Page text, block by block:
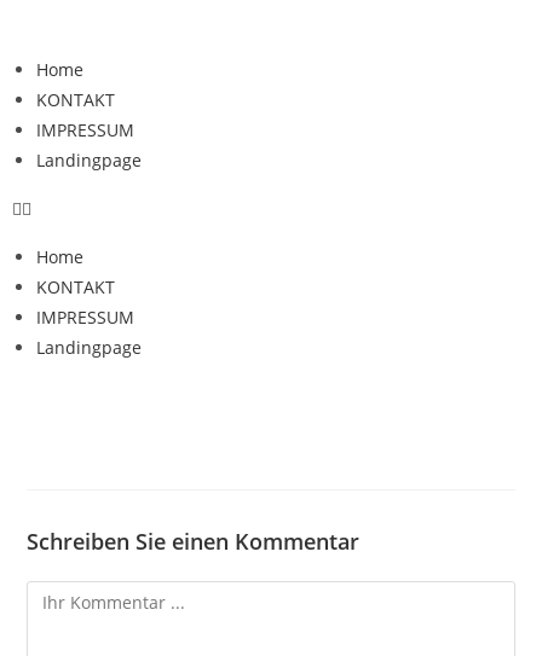
Home
KONTAKT
IMPRESSUM
Landingpage
Home
KONTAKT
IMPRESSUM
Landingpage
Schreiben Sie einen Kommentar